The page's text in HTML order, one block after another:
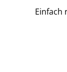
Einfach